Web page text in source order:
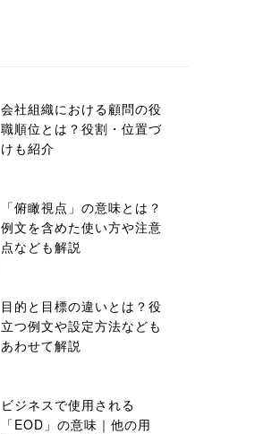
会社組織における顧問の役
職順位とは？役割・位置づ
けも紹介
「俯瞰視点」の意味とは？
例文を含めた使い方や注意
点なども解説
目的と目標の違いとは？役
立つ例文や設定方法なども
あわせて解説
ビジネスで使用される
「EOD」の意味｜他の用